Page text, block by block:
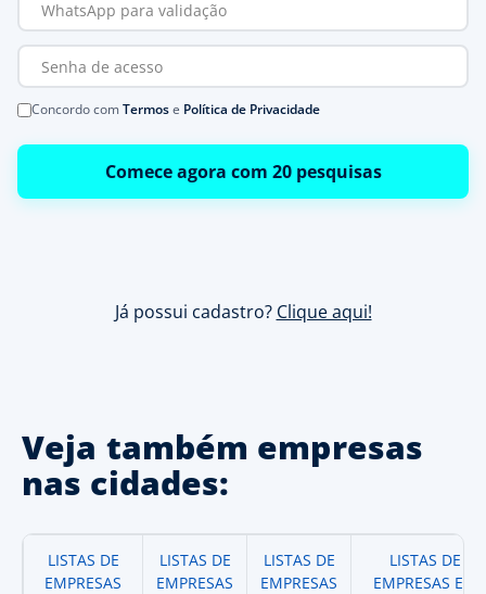
Concordo comTermose Política de Privacidade
Comece agora com 20 pesquisas
Já possui cadastro? Clique aqui!
Veja também empresas
nas cidades:
LISTAS DE
EMPRESAS
LISTAS DE
EMPRESAS
LISTAS DE
EMPRESAS
LISTAS DE
EMPRESAS EM